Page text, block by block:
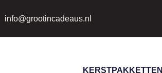
info@grootincadeaus.nl
KERSTPAKKETTEN